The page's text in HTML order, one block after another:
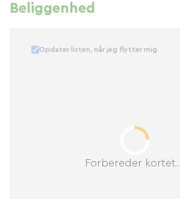
Beliggenhed
Forbereder kortet...
Opdater listen, når jeg flytter mig